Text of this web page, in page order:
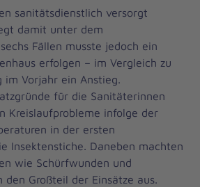
sanitätsdienstlich versorgt
damit unter dem
Fällen musste jedoch ein
erfolgen – im Vergleich zu
im Vorjahr ein Anstieg.
für die Sanitäterinnen
Kreislaufprobleme infolge der
in der ersten
Insektenstiche. Daneben machten
wie Schürfwunden und
den Großteil der Einsätze aus.